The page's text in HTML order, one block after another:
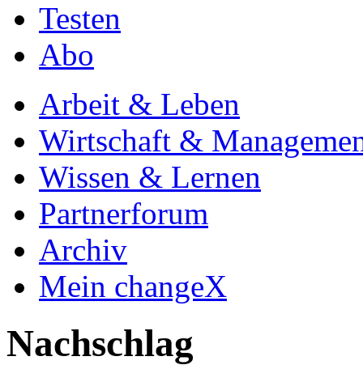
Testen
Abo
Arbeit & Leben
Wirtschaft &
Wissen & Lernen
Partnerforum
Archiv
Mein changeX
Nachschlag